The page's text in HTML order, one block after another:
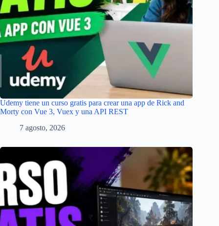
Udemy tiene un curso gratis para crear una app de Rick and
Morty con Vue 3, Vuex y una API REST
7 agosto, 2026